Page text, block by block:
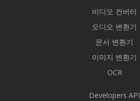
비디오 컨버터
오디오 변환기
문서 변환기
이미지 변환기
OCR
Developers API